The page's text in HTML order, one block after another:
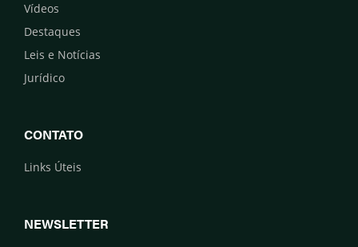
Vídeos
Destaques
Leis e Notícias
Jurídico
CONTATO
Links Úteis
NEWSLETTER